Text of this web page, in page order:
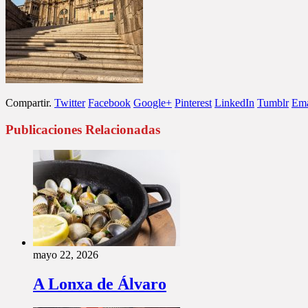
Compartir. Twitter Facebook Google+ Pinterest LinkedIn Tumblr
Publicaciones Relacionadas
mayo 22, 2026
A Lonxa de Álvaro